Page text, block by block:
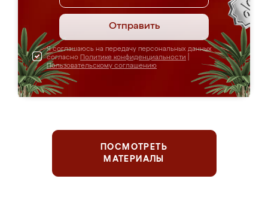
Отправить
Я соглашаюсь на передачу персональных данных
согласно Политике конфиденциальности
Пользовательскому соглашению
ПОСМОТРЕТЬ
МАТЕРИАЛЫ